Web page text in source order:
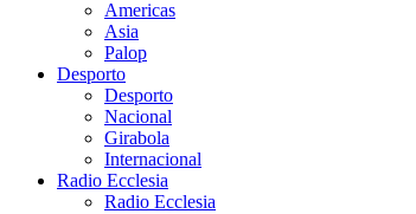
Americas
Asia
Palop
Desporto
Desporto
Nacional
Girabola
Internacional
Radio Ecclesia
Radio Ecclesia